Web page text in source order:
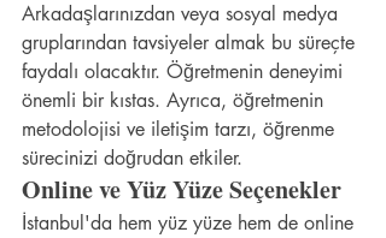
Arkadaşlarınızdan veya sosyal medya
gruplarından tavsiyeler almak bu süreçte
faydalı olacaktır. Öğretmenin deneyimi
önemli bir kıstas. Ayrıca, öğretmenin
metodolojisi ve iletişim tarzı, öğrenme
sürecinizi doğrudan etkiler.
Online ve Yüz Yüze Seçenekler
İstanbul'da hem yüz yüze hem de online